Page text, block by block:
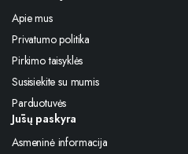
Apie mus
Privatumo politika
Pirkimo taisyklės
Susisiekite su mumis
Parduotuvės
Jūsų paskyra
Asmeninė informacija